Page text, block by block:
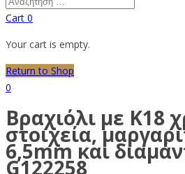
Cart 0
Your cart is empty.
Return to Shop
0
Βραχιόλι με Κ18
στοιχεία,
6,5mm και
G122258